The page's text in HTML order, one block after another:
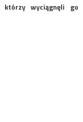
wyciągnęli go